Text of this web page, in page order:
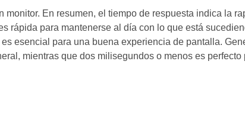
monitor. En resumen, el tiempo de respuesta indica la
rápida para mantenerse al día con lo que está
esencial para una buena experiencia de pantalla.
mientras que dos milisegundos o menos es perfecto